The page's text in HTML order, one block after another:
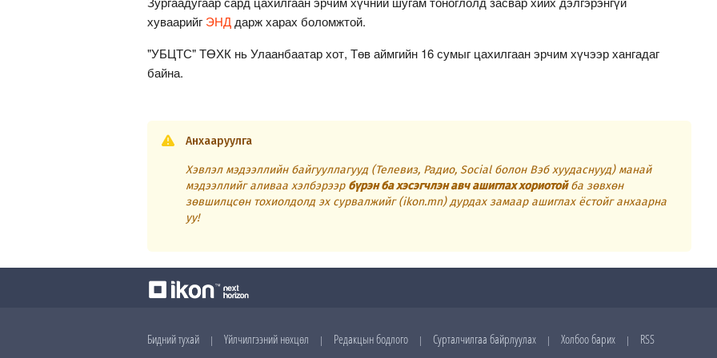
хуваарийг ЭНДдарж харах боломжтой.
"УБЦТС" ТӨХК нь Улаанбаатар хот, Төв аймгийн 16 сумыг цахилгаан эрчим хүчээр хангадаг
байна.
Анхааруулга
Хэвлэл мэдээллийн байгууллагууд (Телевиз, Радио, Social болон Вэб хуудаснууд) манай
мэдээллийг аливаа хэлбэрээр бүрэн ба хэсэгчлэн авч ашиглах хориотойба зөвхөн
зөвшилцсөн тохиолдолд эх сурвалжийг (ikon.mn) дурдах замаар ашиглах ёстойг анхаарна
уу!
Бидний тухай | Үйлчилгээний нөхцөл | Редакцын бодлого | Сурталчилгаа байрлуулах | Холбоо барих | RSS